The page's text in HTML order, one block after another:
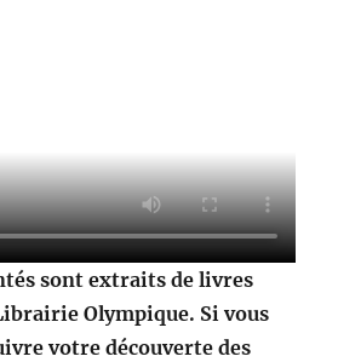
sont extraits de livres
Olympique. Si vous
votre découverte des